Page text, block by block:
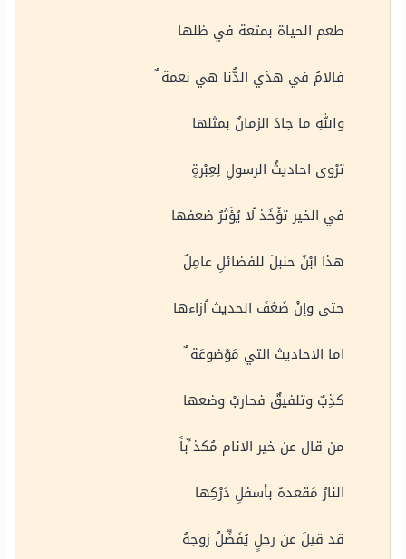
طعم الحياة بمتعة في ظلها
فالامُ في هذي الدُّنا هي نعمة ٌ
واللهِ ما جادَ الزمانُ بمثلها
ترْوى احاديثُ الرسولِ لِعِبْرةٍ
في الخير تؤْخَذ ُلا يُؤَثرُ ضعفها
هذا ابْنُ حنبلَ للفضائلِ عامِلٌ
حتى وإنْ ضَعُفَ الحديث ُازاءها
اما الاحاديث التي مَوْضوعَة ٌ
كذِبٌ وتلفيقٌ فحاربْ وضعها
من قال عن خير الانام مُكذ ِّباً
النارُ مَقعدهُ بأسفلِ دَرْكِها
قد قيلَ عن رجلٍ يُفَضِّلُ زوجهُ